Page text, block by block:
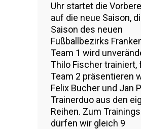
Uhr startet die
auf die neue Saison,
Saison des neuen
Fußballbezirks
Team 1 wird
Thilo Fischer trainiert,
Team 2 präsentieren
Felix Bucher und Jan
Trainerduo aus den
Reihen. Zum
dürfen wir gleich 9